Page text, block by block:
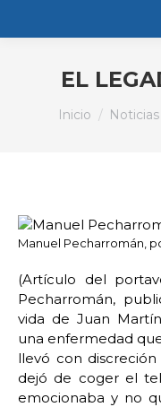
EL
Estás aquí:
Inicio Noticias
Manuel Pecharromán,
(Artículo del
Pecharromán,
vida de Juan
una enfermedad
llevó con
dejó de coger el
emocionaba y no